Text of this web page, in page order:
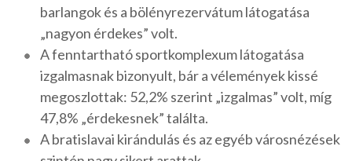
barlangok és a bölényrezervátum látogatása
„nagyon érdekes” volt.
A fenntartható sportkomplexum látogatása
izgalmasnak bizonyult, bár a vélemények kissé
megoszlottak: 52,2% szerint „izgalmas” volt, míg
47,8% „érdekesnek” találta.
A bratislavai kirándulás és az egyéb városnézések